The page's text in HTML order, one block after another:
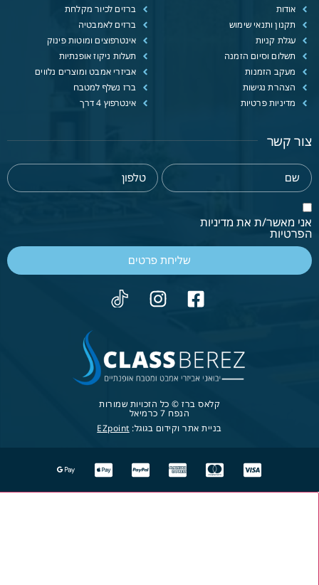
אודות
תקנון ותנאי שימוש
עגלת קניות
תשלום וסיום הזמנה
מעקב הזמנות
הצהרת נגישות
מדיניות פרטיות
ברזים לכיור מקלחת
ברזים לאמבטיה
אינטרפוצים ומוטות פינוק
תעלות ניקוז אופנתיות
אביזרי אמבט ומוצרים נלווים
ברז נשלף למטבח
אינטרפוץ 4 דרך
צור קשר
אני מאשר/ת את מדיניות
הפרטיות
שליחת פרטים
קלאס ברז © כל הזכויות שמורות
הנפח 7 כרמיאל
בניית אתר וקידום בגוגל: EZpoint